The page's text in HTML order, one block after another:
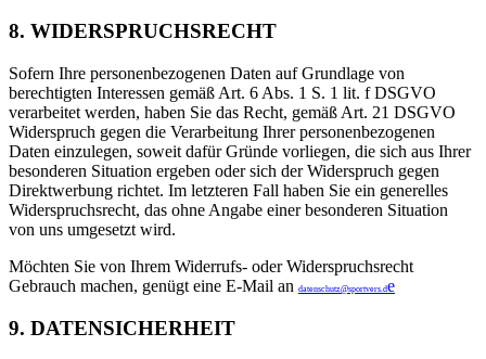
8. WIDERSPRUCHSRECHT
Sofern Ihre personenbezogenen Daten auf Grundlage von
berechtigten Interessen gemäß Art. 6 Abs. 1 S. 1 lit. f DSGVO
verarbeitet werden, haben Sie das Recht, gemäß Art. 21 DSGVO
Widerspruch gegen die Verarbeitung Ihrer personenbezogenen
Daten einzulegen, soweit dafür Gründe vorliegen, die sich aus Ihrer
besonderen Situation ergeben oder sich der Widerspruch gegen
Direktwerbung richtet. Im letzteren Fall haben Sie ein generelles
Widerspruchsrecht, das ohne Angabe einer besonderen Situation
von uns umgesetzt wird.
Möchten Sie von Ihrem Widerrufs- oder Widerspruchsrecht
Gebrauch machen, genügt eine E-Mail an datenschutz@sportvers.de
9. DATENSICHERHEIT